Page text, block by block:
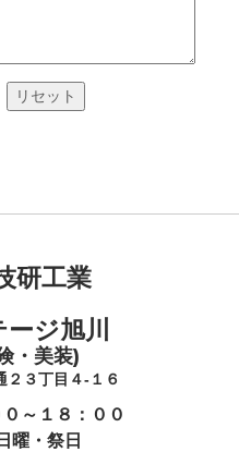
研工業
ジ旭川
・美装)
２３丁目４-１６
～１８：００
曜・祭日